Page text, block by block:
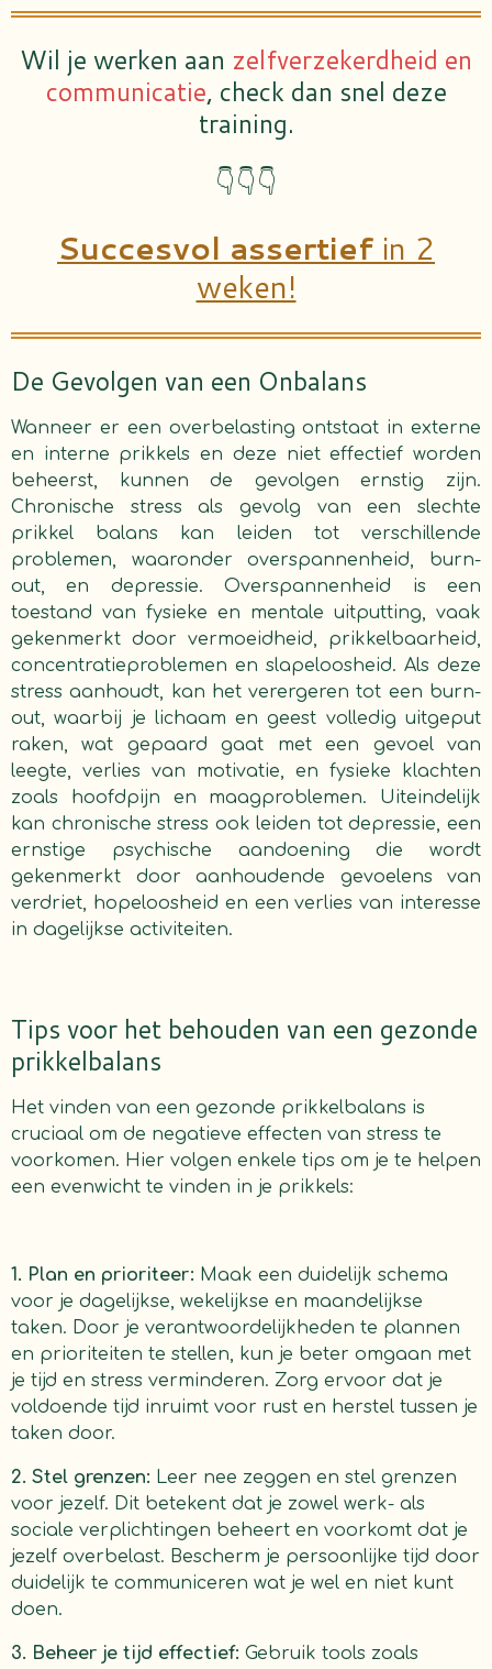
Wil je werken aan zelfverzekerdheid en
communicatie, check dan snel deze
training.
👇👇👇
Succesvol assertief in 2
weken!
De Gevolgen van een Onbalans
Wanneer er een overbelasting ontstaat in externe
en interne prikkels en deze niet effectief worden
beheerst, kunnen de gevolgen ernstig zijn.
Chronische stress als gevolg van een slechte
prikkel balans kan leiden tot verschillende
problemen, waaronder overspannenheid, burn-
out, en depressie. Overspannenheid is een
toestand van fysieke en mentale uitputting, vaak
gekenmerkt door vermoeidheid, prikkelbaarheid,
concentratieproblemen en slapeloosheid. Als deze
stress aanhoudt, kan het verergeren tot een burn-
out, waarbij je lichaam en geest volledig uitgeput
raken, wat gepaard gaat met een gevoel van
leegte, verlies van motivatie, en fysieke klachten
zoals hoofdpijn en maagproblemen. Uiteindelijk
kan chronische stress ook leiden tot depressie, een
ernstige psychische aandoening die wordt
gekenmerkt door aanhoudende gevoelens van
verdriet, hopeloosheid en een verlies van interesse
in dagelijkse activiteiten.
Tips voor het behouden van een gezonde
prikkelbalans
Het vinden van een gezonde prikkelbalans is
cruciaal om de negatieve effecten van stress te
voorkomen. Hier volgen enkele tips om je te helpen
een evenwicht te vinden in je prikkels:
1. Plan en prioriteer: Maak een duidelijk schema
voor je dagelijkse, wekelijkse en maandelijkse
taken. Door je verantwoordelijkheden te plannen
en prioriteiten te stellen, kun je beter omgaan met
je tijd en stress verminderen. Zorg ervoor dat je
voldoende tijd inruimt voor rust en herstel tussen je
taken door.
2. Stel grenzen: Leer nee zeggen en stel grenzen
voor jezelf. Dit betekent dat je zowel werk- als
sociale verplichtingen beheert en voorkomt dat je
jezelf overbelast. Bescherm je persoonlijke tijd door
duidelijk te communiceren wat je wel en niet kunt
doen.
3. Beheer je tijd effectief: Gebruik tools zoals